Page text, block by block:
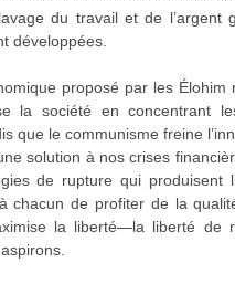
du travail et de
développées.
proposé par les Élohim
la société en concentrant
que le communisme freine
solution à nos crises
de rupture qui produisent
chacun de profiter de la
la liberté—la liberté de